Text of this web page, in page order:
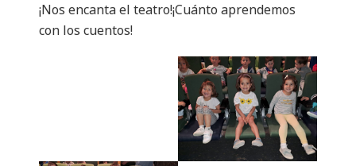
¡Nos encanta el teatro!¡Cuánto aprendemos
con los cuentos!